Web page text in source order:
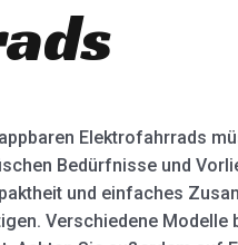
Elektrofahrrads
Bedürfnisse und
und einfaches
Verschiedene